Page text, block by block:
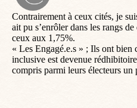
Contrairement à ceux cités, je
ait pu s’enrôler dans les rangs
ceux aux 1,75%.
« Les Engagé.e.s » ; Ils ont bien
inclusive est devenue
compris parmi leurs électeurs un